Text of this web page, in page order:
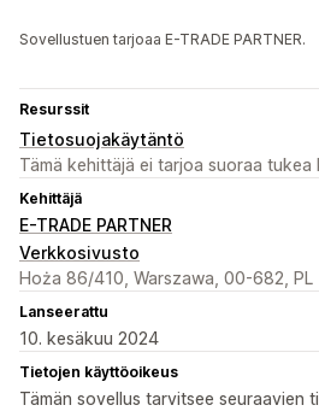
Sovellustuen tarjoaa E-TRADE PARTNER.
Resurssit
Tietosuojakäytäntö
Tämä kehittäjä ei tarjoa suoraa tukea
Kehittäjä
E-TRADE PARTNER
Verkkosivusto
Hoża 86/410, Warszawa, 00-682, PL
Lanseerattu
10. kesäkuu 2024
Tietojen käyttöoikeus
Tämän sovellus tarvitsee seuraavien